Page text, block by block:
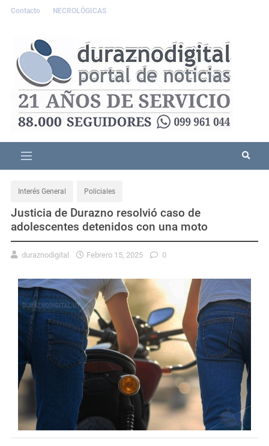
Contacto NECROLÓGICAS
Interés General Policiales
Justicia de Durazno resolvió caso de
adolescentes detenidos con una moto
duraznodigital Febrero 15, 2025 0